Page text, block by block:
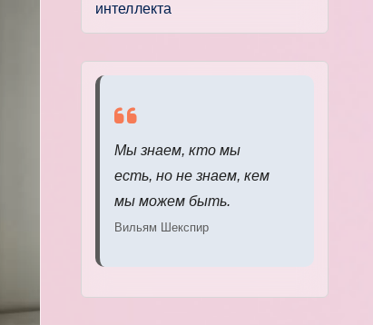
интеллекта
Мы знаем, кто мы
есть, но не знаем, кем
мы можем быть.
Вильям Шекспир